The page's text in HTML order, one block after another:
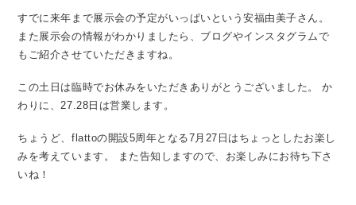
すでに来年まで展示会の予定がいっぱいという安福由美子さん。
また展示会の情報がわかりましたら、ブログやインスタグラムで
もご紹介させていただきますね。
この土日は臨時でお休みをいただきありがとうございました。
か
わりに、27.28日は営業します。
ちょうど、flattoの開設5周年となる7月27日はちょっとしたお楽し
みを考えています。
また告知しますので、お楽しみにお待ち下さ
いね！